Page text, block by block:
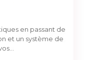
en passant de
et un système de